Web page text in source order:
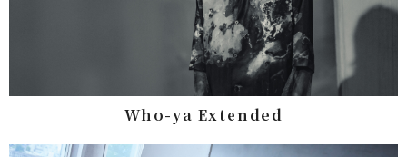
Who-ya Extended